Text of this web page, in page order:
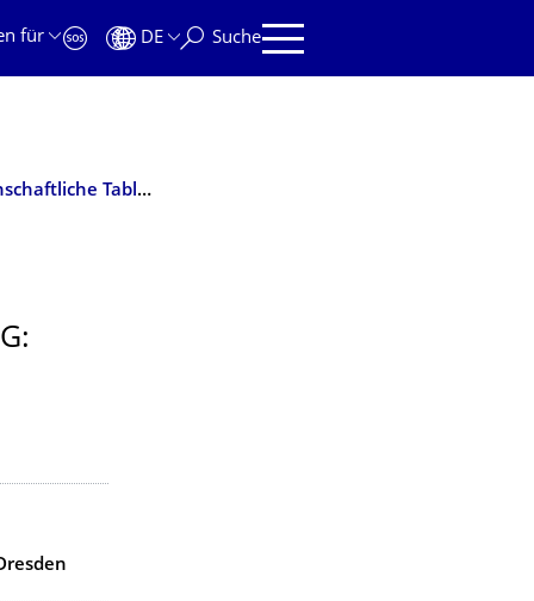
für DE Suche
Ausstellung: "Tiefe und Fläche. Im Dialog: Wissenschaftliche Tableaus und Olaf Holzapfel"